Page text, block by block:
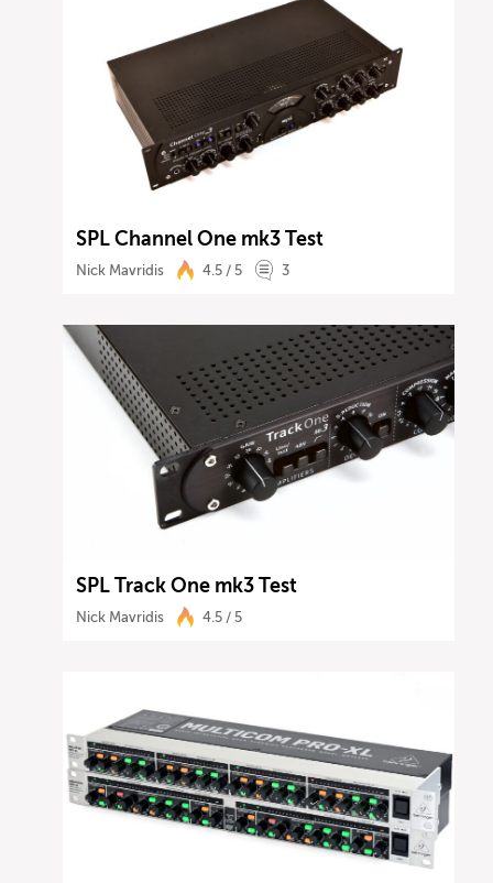
SPL Channel One mk3 Test
Nick Mavridis 4.5 / 5 3
SPL Track One mk3 Test
Nick Mavridis 4.5 / 5